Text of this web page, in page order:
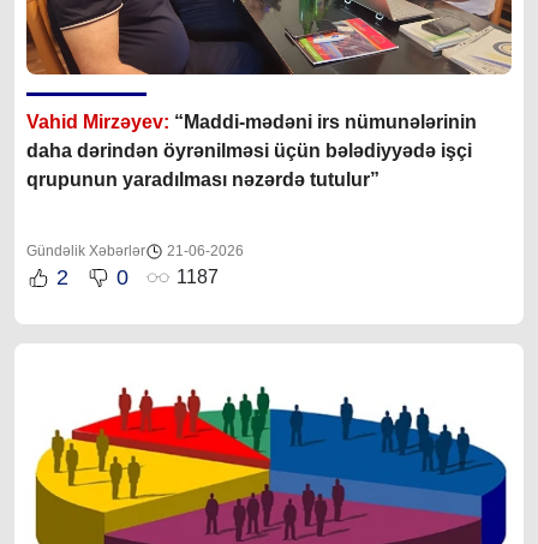
Vahid Mirzəyev: “Maddi-mədəni irs nümunələrinin
daha dərindən öyrənilməsi üçün bələdiyyədə işçi
qrupunun yaradılması nəzərdə tutulur”
Gündəlik Xəbərlər 21-06-2026
2 0 1187